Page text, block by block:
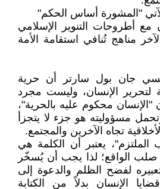
الآتي "المشورة أساس الحكم"
أطروحات التنوير الإسلامي
مناهج تُنافي استقامة الأمة
جان بول سارتر أن حرية
لتحرير الإنسان، وليست مجرد
محكوم عليه بالحرية"،
مسؤوليته هو جزء لا يتجزأ
تجاه الآخرين والمجتمع.
يعتبر أن الكلمة هي
الواقع؛ لذا يجب أن يُسخّر
لفضح الظلم والدعوة إلى
الإنسان بدلاً من الكتابة